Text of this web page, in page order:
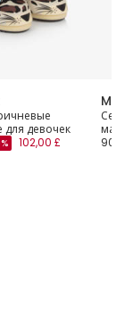
девочек
102,00 £
90,00